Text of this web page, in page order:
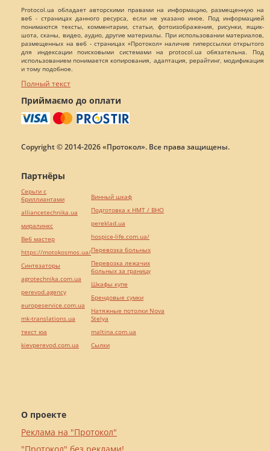
Protocol.ua обладает авторскими правами на информацию, размещенную на
веб - страницах данного ресурса, если не указано иное. Под информацией
понимаются тексты, комментарии, статьи, фотоизображения, рисунки, ящик-
шота, сканы, видео, аудио, другие материалы. При использовании материалов,
размещенных на веб - страницах «Протокол» наличие гиперссылки открытого
для индексации поисковыми системами на protocol.ua обязательна. Под
использованием понимается копирования, адаптация, рерайтинг, модификация
и тому подобное.
Полный текст
Приймаємо до оплати
Copyright © 2014-2026 «Протокол». Все права защищены.
О проекте
Реклама на "Протокол"
Партнёры
Серьги с
бриллиантами
alliancetechnika.ua
миралинкс
Веб мастер
https://motokosmos.ua/
Синтезаторы
agrotechnika.com.ua
perevod.agency
europeservice.com.ua
mk-translations.ua
текст юа
kievperevod.com.ua
Винный шкаф
Подготовка к НМТ / ВНО
pereklad.ua
hospice-life.com.ua/
Перевозка больных
Перевозка лежачих
больных за границу
Шкафы купе
Брендовые сумки
Натяжные потолки Nova
Stelya
maltina.com.ua
Cылки